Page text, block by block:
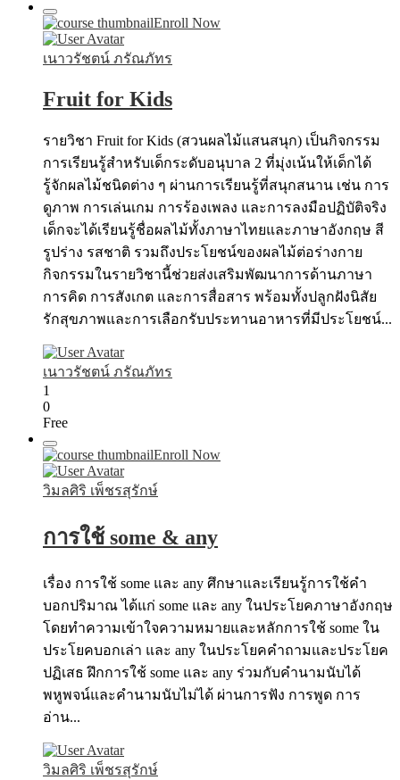
Enroll Now
เนาวรัชตน์ ภรัณภัทร
Fruit for Kids
รายวิชา Fruit for Kids (สวนผลไม้แสนสนุก) เป็นกิจกรรม
การเรียนรู้สำหรับเด็กระดับอนุบาล 2 ที่มุ่งเน้นให้เด็กได้
รู้จักผลไม้ชนิดต่าง ๆ ผ่านการเรียนรู้ที่สนุกสนาน เช่น การ
ดูภาพ การเล่นเกม การร้องเพลง และการลงมือปฏิบัติจริง
เด็กจะได้เรียนรู้ชื่อผลไม้ทั้งภาษาไทยและภาษาอังกฤษ สี
รูปร่าง รสชาติ รวมถึงประโยชน์ของผลไม้ต่อร่างกาย
กิจกรรมในรายวิชานี้ช่วยส่งเสริมพัฒนาการด้านภาษา
การคิด การสังเกต และการสื่อสาร พร้อมทั้งปลูกฝังนิสัย
รักสุขภาพและการเลือกรับประทานอาหารที่มีประโยชน์...
เนาวรัชตน์ ภรัณภัทร
1
0
Free
Enroll Now
วิมลศิริ เพ็ชรสุรักษ์
การใช้ some & any
เรื่อง การใช้ some และ any ศึกษาและเรียนรู้การใช้คำ
บอกปริมาณ ได้แก่ some และ any ในประโยคภาษาอังกฤษ
โดยทำความเข้าใจความหมายและหลักการใช้ some ใน
ประโยคบอกเล่า และ any ในประโยคคำถามและประโยค
ปฏิเสธ ฝึกการใช้ some และ any ร่วมกับคำนามนับได้
พหูพจน์และคำนามนับไม่ได้ ผ่านการฟัง การพูด การ
อ่าน...
วิมลศิริ เพ็ชรสุรักษ์